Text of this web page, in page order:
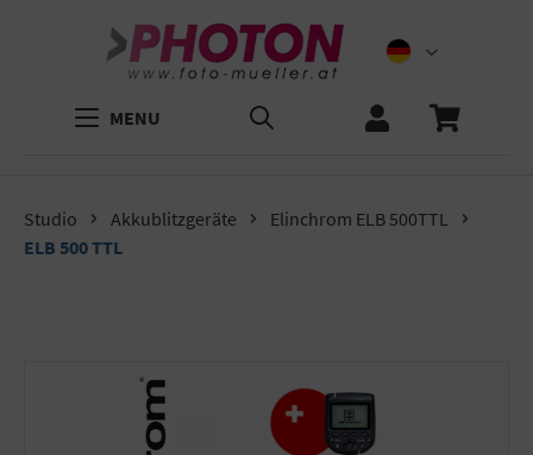
MENU
Studio Akkublitzgeräte
Elinchrom ELB 500TTL
ELB 500 TTL
Bildergalerie überspringen